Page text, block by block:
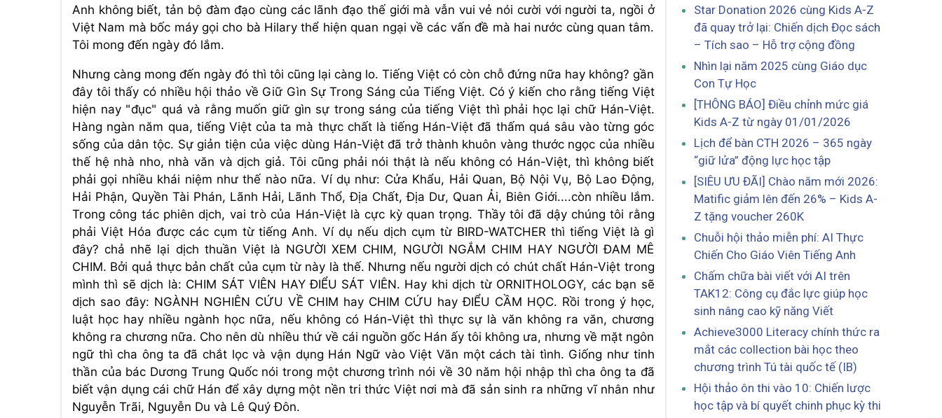
Anh không biết, tản bộ đàm đạo cùng các lãnh đạo thế giới mà vẫn vui vẻ nói cười với người ta, ngồi ở
Việt Nam mà bốc máy gọi cho bà Hilary thể hiện quan ngại về các vấn đề mà hai nước cùng quan tâm.
Tôi mong đến ngày đó lắm.
Nhưng càng mong đến ngày đó thì tôi cũng lại càng lo. Tiếng Việt có còn chỗ đứng nữa hay không? gần
đây tôi thấy có nhiều hội thảo về Giữ Gìn Sự Trong Sáng của Tiếng Việt. Có ý kiến cho rằng tiếng Việt
hiện nay "đục" quá và rằng muốn giữ gìn sự trong sáng của tiếng Việt thì phải học lại chữ Hán-Việt.
Hàng ngàn năm qua, tiếng Việt của ta mà thực chất là tiếng Hán-Việt đã thấm quá sâu vào từng góc
sống của dân tộc. Sự giản tiện của việc dùng Hán-Việt đã trở thành khuôn vàng thước ngọc của nhiều
thế hệ nhà nho, nhà văn và dịch giả. Tôi cũng phải nói thật là nếu không có Hán-Việt, thì không biết
phải gọi nhiều khái niệm như thế nào nữa. Ví dụ như: Cửa Khẩu, Hải Quan, Bộ Nội Vụ, Bộ Lao Động,
Hải Phận, Quyền Tài Phán, Lãnh Hải, Lãnh Thổ, Địa Chất, Địa Dư, Quan Ải, Biên Giới....còn nhiều lắm.
Trong công tác phiên dịch, vai trò của Hán-Việt là cực kỳ quan trọng. Thầy tôi đã dậy chúng tôi rằng
phải Việt Hóa được các cụm từ tiếng Anh. Ví dụ nếu dịch cụm từ BIRD-WATCHER thì tiếng Việt là gì
đây? chả nhẽ lại dịch thuần Việt là NGƯỜI XEM CHIM, NGƯỜI NGẮM CHIM HAY NGƯỜI ĐAM MÊ
CHIM. Bởi quả thực bản chất của cụm từ này là thế. Nhưng nếu người dịch có chút chất Hán-Việt trong
mình thì sẽ dịch là: CHIM SÁT VIÊN HAY ĐIỂU SÁT VIÊN. Hay khi dịch từ ORNITHOLOGY, các bạn sẽ
dịch sao đây: NGÀNH NGHIÊN CỨU VỀ CHIM hay CHIM CỨU hay ĐIỂU CẦM HỌC. Rồi trong ý học,
luật học hay nhiều ngành học nữa, nếu không có Hán-Việt thì thực sự là văn không ra văn, chương
không ra chương nữa. Cho nên dù nhiều thứ về cái nguồn gốc Hán ấy tôi không ưa, nhưng về mặt ngôn
ngữ thì cha ông ta đã chắt lọc và vận dụng Hán Ngữ vào Việt Văn một cách tài tình. Giống như tinh
thần của bác Dương Trung Quốc nói trong một chương trình nói về 30 năm hội nhập thì cha ông ta đã
biết vận dụng cái chữ Hán để xây dựng một nền tri thức Việt nơi mà đã sản sinh ra những vĩ nhân như
Nguyễn Trãi, Nguyễn Du và Lê Quý Đôn.
Star Donation 2026 cùng Kids A-Z
đã quay trở lại: Chiến dịch Đọc sách
– Tích sao – Hỗ trợ cộng đồng
Nhìn lại năm 2025 cùng Giáo dục
Con Tự Học
[THÔNG BÁO] Điều chỉnh mức giá
Kids A-Z từ ngày 01/01/2026
Lịch để bàn CTH 2026 – 365 ngày
“giữ lửa” động lực học tập
[SIÊU ƯU ĐÃI] Chào năm mới 2026:
Matific giảm lên đến 26% – Kids A-
Z tặng voucher 260K
Chuỗi hội thảo miễn phí: AI Thực
Chiến Cho Giáo Viên Tiếng Anh
Chấm chữa bài viết với AI trên
TAK12: Công cụ đắc lực giúp học
sinh nâng cao kỹ năng Viết
Achieve3000 Literacy chính thức ra
mắt các collection bài học theo
chương trình Tú tài quốc tế (IB)
Hội thảo ôn thi vào 10: Chiến lược
học tập và bí quyết chinh phục kỳ thi